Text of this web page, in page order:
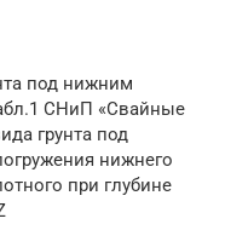
под нижним
СНиП «Свайные
грунта под
нижнего
при глубине